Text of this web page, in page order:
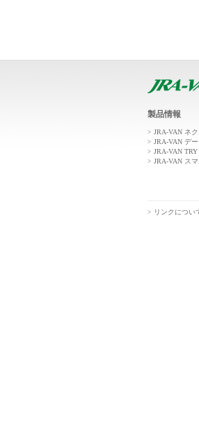
製品情報
JRA-VAN ネク
JRA-VAN デ
JRA-VAN TRY
JRA-VAN ス
リンクについ